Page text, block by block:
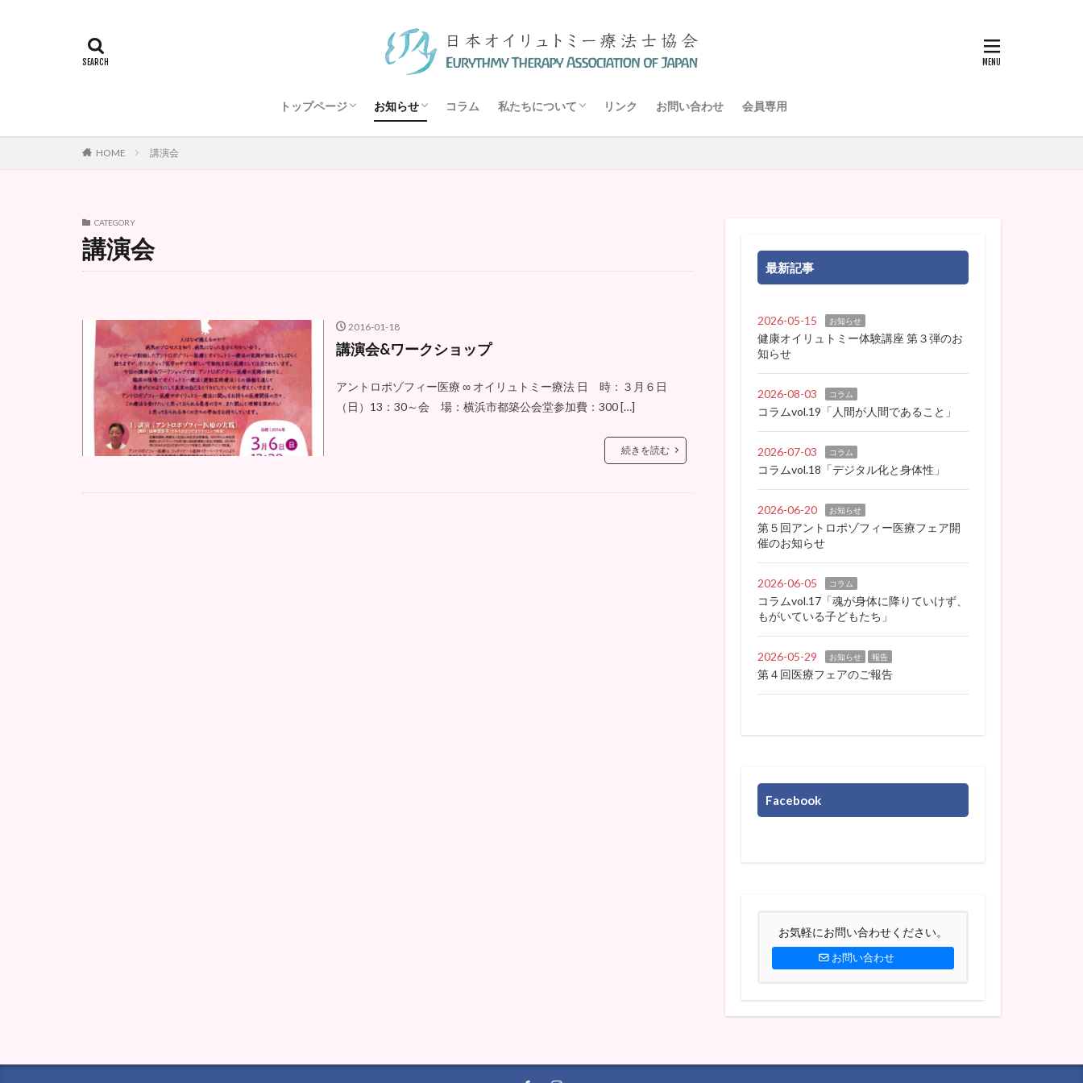
トップページ
オイリュトミー療法とは
動画で紹介！ オイリュトミー療法
私たちからのメッセージ
日本オイリュトミー療法士協会について
アントロポゾフィー医学・医療とは
お知らせ
ワークショップ
講座
講演会
報告
コラム 私たちについて
オイリュトミー療法施設・団体リスト
リンク お問い合わせ 会員専用
HOME 講演会
CATEGORY
講演会
2016-01-18
講演会&ワークショップ
アントロポゾフィー医療 ∞ オイリュトミー療法 日 時：３月６日
（日）13：30～会 場：横浜市都築公会堂参加費：300 […]
続きを読む
最新記事
2026-05-15 お知らせ
健康オイリュトミー体験講座 第３弾のお
知らせ
2026-08-03 コラム
コラムvol.19「人間が人間であること」
2026-07-03 コラム
コラムvol.18「デジタル化と身体性」
2026-06-20 お知らせ
第５回アントロポゾフィー医療フェア開
催のお知らせ
2026-06-05 コラム
コラムvol.17「魂が身体に降りていけず、
もがいている子どもたち」
2026-05-29 お知らせ 報告
第４回医療フェアのご報告
Facebook
お気軽にお問い合わせください。
お問い合わせ
オイリュトミーフィギュア
オイリュトミー エーテル体 音楽療法